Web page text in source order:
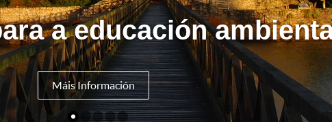
a educación
Máis Información